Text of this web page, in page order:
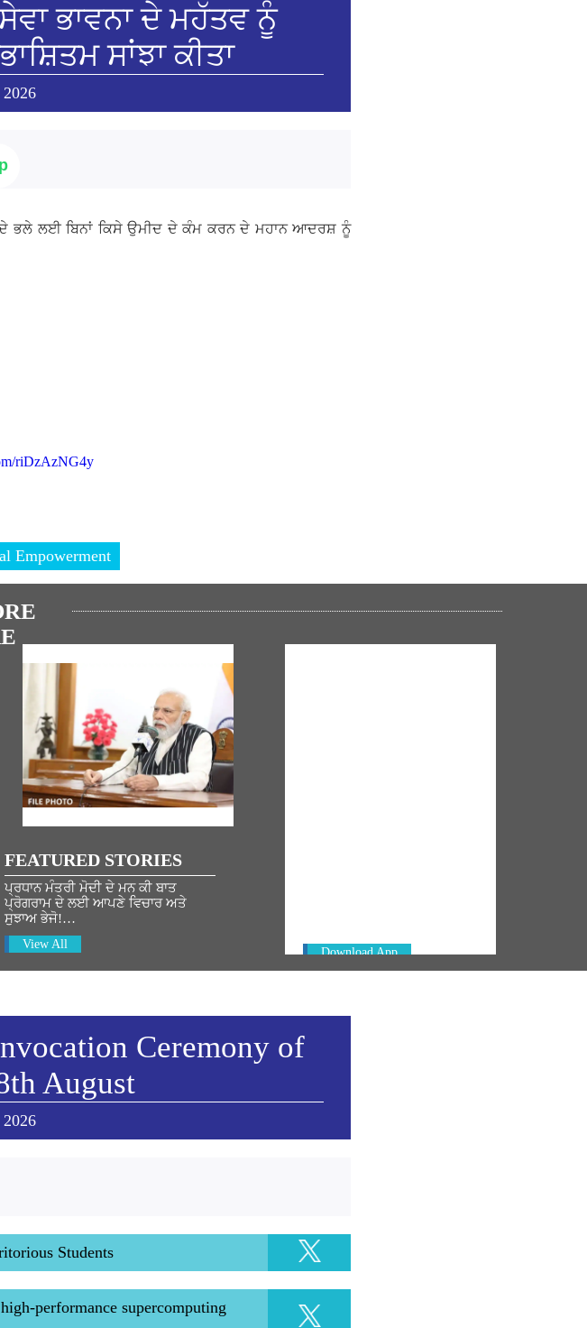
ਭਾਵਨਾ ਦੇ ਮਹੱਤਵ ਨੂੰ
ਸਾਂਝਾ ਕੀਤਾ
ਭਲੇ ਲਈ ਬਿਨਾਂ ਕਿਸੇ ਉਮੀਦ ਦੇ ਕੰਮ ਕਰਨ ਦੇ ਮਹਾਨ ਆਦਰਸ਼ ਨੂੰ
riDzAzNG4y
Empowerment
FEATURED STORIES
ਪ੍ਰਧਾਨ ਮੰਤਰੀ ਮੋਦੀ ਦੇ ਮਨ ਕੀ ਬਾਤ
ਪ੍ਰੋਗਰਾਮ ਦੇ ਲਈ ਆਪਣੇ ਵਿਚਾਰ ਅਤੇ
ਸੁਝਾਅ ਭੇਜੋ!…
View All
Download App
Ceremony of
August
Students
performance supercomputing